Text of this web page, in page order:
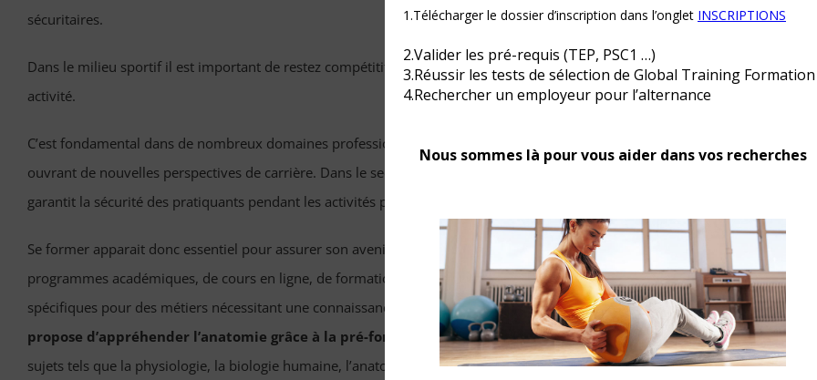
sécuritaires.
Dans le milieu sportif il est important de restez compétitif sur le marché du travail pour marquer la différence et pérenniser
activité.
C’est fondamental dans de nombreux domaines professionnels, de bonnes connaissances favorisent l’évolution
ouvrant de nouvelles perspectives de carrière. Dans le secteur sportif, la maitrise de l’anatomie chez le coach ou l’éducateur
garantit la sécurité des pratiquants pendant les activités physiques.
Se former apparait donc essentiel pour assurer son avenir professionnel. La formation peut être dispensée dans le cadre de
programmes académiques, de cours en ligne, de formations professionnelles, de formations complémentaires ou de cours
spécifiques pour des métiers nécessitant une connaissance approfondie du corps humain.Global training formation vous
propose d’appréhender l’anatomie grâce à la pré-formation, préparatoire au BPJEPS AF et au CQP IF. Elle couvre
sujets tels que la physiologie, la biologie humaine, l’anatomie fonctionnelle et la pathologie, en utilisant des méthodes